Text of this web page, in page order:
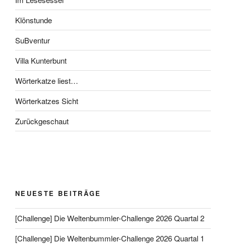
Klönstunde
SuBventur
Villa Kunterbunt
Wörterkatze liest…
Wörterkatzes Sicht
Zurückgeschaut
NEUESTE BEITRÄGE
[Challenge] Die Weltenbummler-Challenge 2026 Quartal 2
[Challenge] Die Weltenbummler-Challenge 2026 Quartal 1